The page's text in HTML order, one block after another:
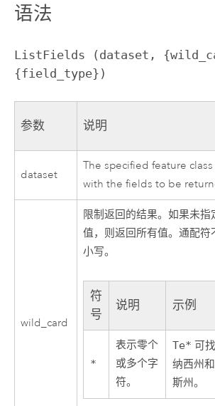
语法
ListFields (dataset,
{field_type})
参数 说明
dataset
The specified feature
with the fields to be
wild_card
限制返回的结果。如果未指
值，则返回所有值。通配符
小写。
符
号
说明 示例
*
表示零个
或多个字
符。
Te* 可
纳西州
斯州。